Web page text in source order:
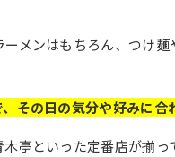
メンはもちろん、つけ
その日の気分や好みに合
亭といった定番店が揃